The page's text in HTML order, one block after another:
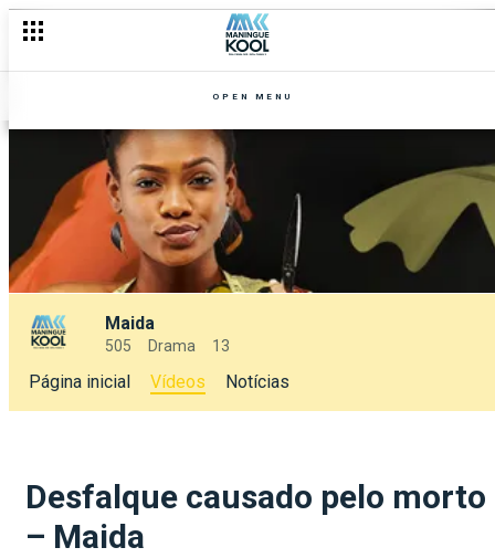
OPEN MENU
Maida
505 Drama 13
Página inicial Vídeos Notícias
Desfalque causado pelo morto
– Maida